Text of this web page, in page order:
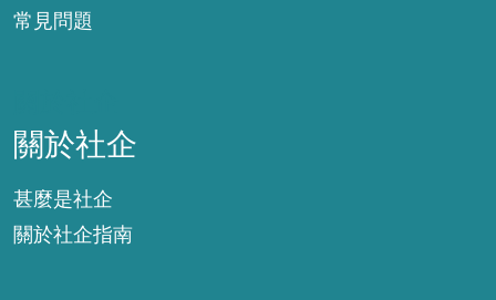
常見問題
關於社企
甚麼是社企
關於社企指南